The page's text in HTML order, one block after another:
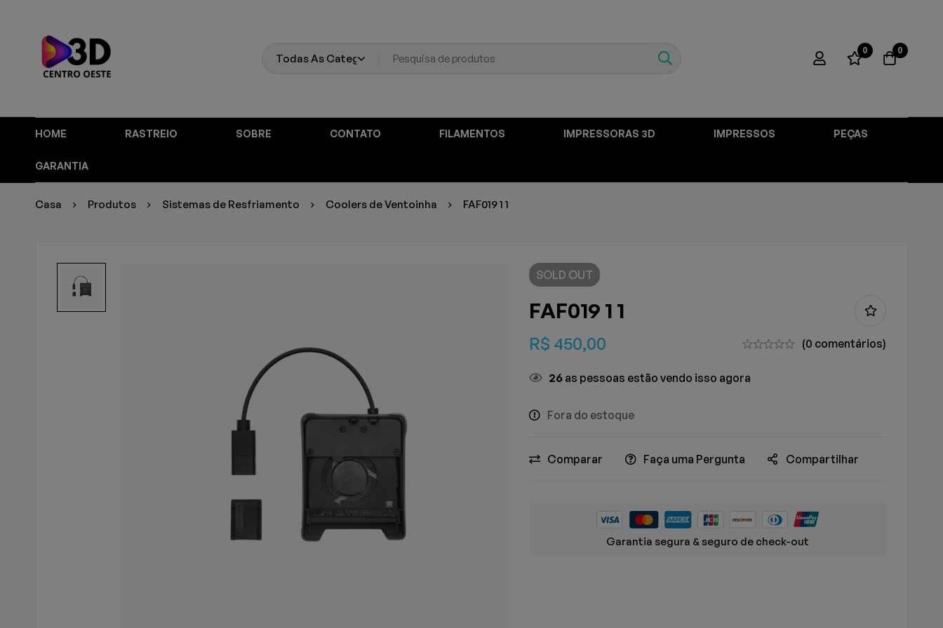
0 0
HOME RASTREIO SOBRE CONTATO FILAMENTOS IMPRESSORAS 3D IMPRESSOS PEÇAS
GARANTIA
Casa Produtos Sistemas de Resfriamento Coolers de Ventoinha FAF019 1 1
SOLD OUT
FAF019 1 1
R$ 450,00 (0 comentários)
26 as pessoas estão vendo isso agora
Fora do estoque
Comparar Faça uma Pergunta Compartilhar
Garantia segura & seguro de check-out